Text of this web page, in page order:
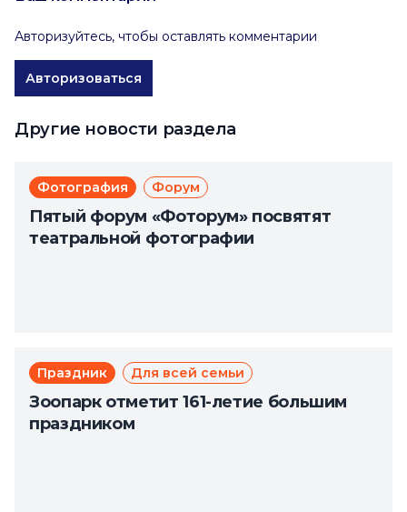
Авторизуйтесь, чтобы оставлять комментарии
Авторизоваться
Другие новости раздела
Фотография Форум
Пятый форум «Фоторум» посвятят
театральной фотографии
Праздник Для всей семьи
Зоопарк отметит 161-летие большим
праздником